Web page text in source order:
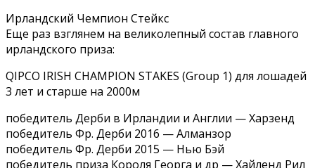
Ирландский Чемпион Стейкс
Еще раз взглянем на великолепный состав главного
ирландского приза:
QIPCO IRISH CHAMPION STAKES (Group 1) для лошадей
3 лет и старше на 2000м
победитель Дерби в Ирландии и Англии — Харзенд
победитель Фр. Дерби 2016 — Алманзор
победитель Фр. Дерби 2015 — Нью Бэй
победитель приза Короля Георга и др — Хайленд Рил